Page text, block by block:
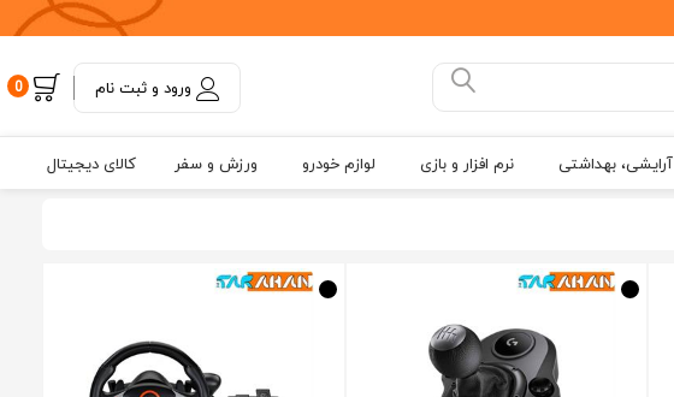
ورود و ثبت نام 0
آرایشی، بهداشتی نرم افزار و بازی لوازم خودرو ورزش و سفر کالای دیجیتال